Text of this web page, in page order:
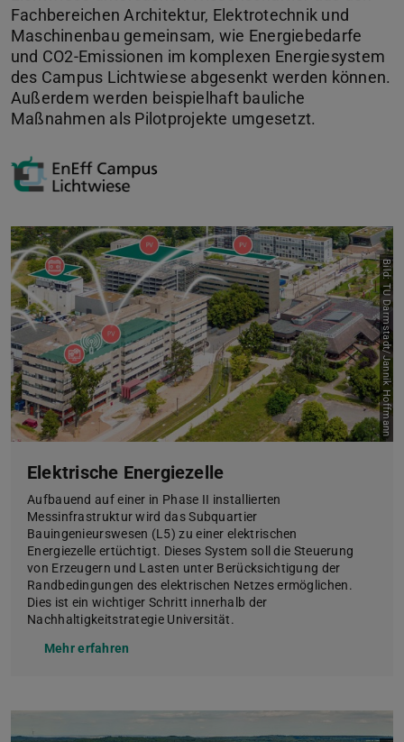
Fachbereichen Architektur, Elektrotechnik und
Maschinenbau gemeinsam, wie Energiebedarfe
und CO2-Emissionen im komplexen Energiesystem
des Campus Lichtwiese abgesenkt werden können.
Außerdem werden beispielhaft bauliche
Maßnahmen als Pilotprojekte umgesetzt.
Bild: TU Darmstadt/Jannik Hoffmann
Elektrische Energiezelle
Aufbauend auf einer in Phase II installierten
Messinfrastruktur wird das Subquartier
Bauingenieurswesen (L5) zu einer elektrischen
Energiezelle ertüchtigt. Dieses System soll die Steuerung
von Erzeugern und Lasten unter Berücksichtigung der
Randbedingungen des elektrischen Netzes ermöglichen.
Dies ist ein wichtiger Schritt innerhalb der
Nachhaltigkeitstrategie Universität.
Mehr erfahren